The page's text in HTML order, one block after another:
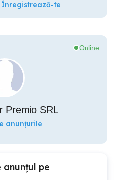
te
Online
Premio SRL
anunțurile
anunțul pe